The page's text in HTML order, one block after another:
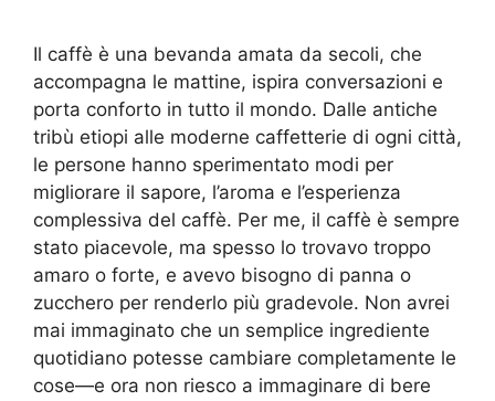
Il caffè è una bevanda amata da secoli, che
accompagna le mattine, ispira conversazioni e
porta conforto in tutto il mondo. Dalle antiche
tribù etiopi alle moderne caffetterie di ogni città,
le persone hanno sperimentato modi per
migliorare il sapore, l’aroma e l’esperienza
complessiva del caffè. Per me, il caffè è sempre
stato piacevole, ma spesso lo trovavo troppo
amaro o forte, e avevo bisogno di panna o
zucchero per renderlo più gradevole. Non avrei
mai immaginato che un semplice ingrediente
quotidiano potesse cambiare completamente le
cose—e ora non riesco a immaginare di bere